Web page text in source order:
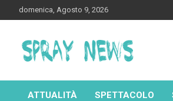
to
domenica, Agosto 9, 2026
Spraynews.it
ATTUALITÀ SPETTACOLO